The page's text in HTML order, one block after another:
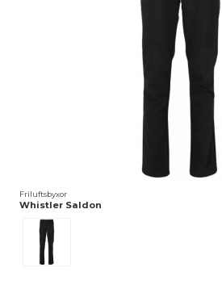
Friluftsbyxor
Whistler Saldon
Svart